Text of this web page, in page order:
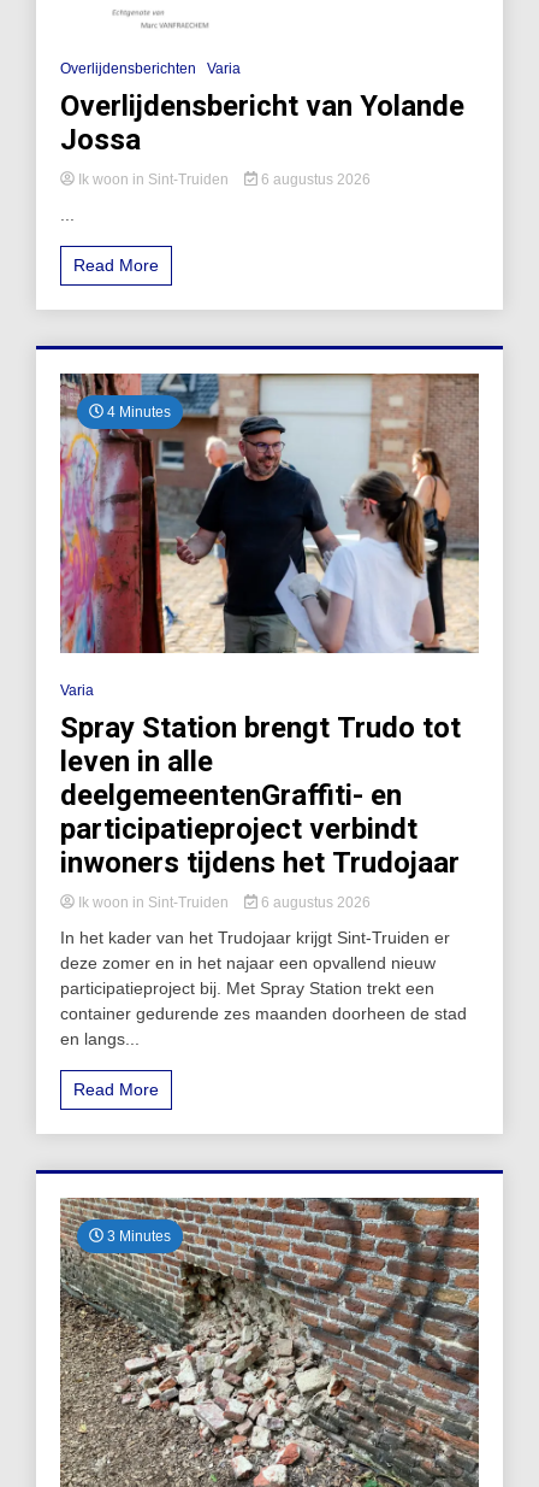
Overlijdensberichten Varia
Overlijdensbericht van Yolande
Jossa
Ik woon in Sint-Truiden 6 augustus 2026
Read More
4 Minutes
Varia
Spray Station brengt Trudo tot
leven in alle
deelgemeentenGraffiti- en
participatieproject verbindt
inwoners tijdens het Trudojaar
Ik woon in Sint-Truiden 6 augustus 2026
In het kader van het Trudojaar krijgt Sint-Truiden er
deze zomer en in het najaar een opvallend nieuw
participatieproject bij. Met Spray Station trekt een
container gedurende zes maanden doorheen de stad
en langs...
Read More
3 Minutes